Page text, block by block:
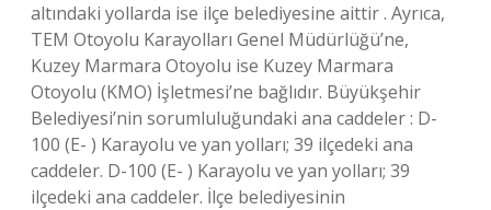
altındaki yollarda ise ilçe belediyesine aittir . Ayrıca,
TEM Otoyolu Karayolları Genel Müdürlüğü’ne,
Kuzey Marmara Otoyolu ise Kuzey Marmara
Otoyolu (KMO) İşletmesi’ne bağlıdır. Büyükşehir
Belediyesi’nin sorumluluğundaki ana caddeler : D-
100 (E- ) Karayolu ve yan yolları; 39 ilçedeki ana
caddeler. D-100 (E- ) Karayolu ve yan yolları; 39
ilçedeki ana caddeler. İlçe belediyesinin